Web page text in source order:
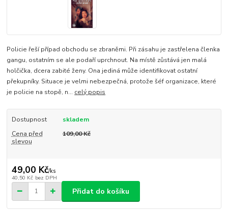
Policie řeší případ obchodu se zbraněmi. Při zásahu je zastřelena členka
gangu, ostatním se ale podaří uprchnout. Na místě zůstává jen malá
holčička, dcera zabité ženy. Ona jediná může identifikovat ostatní
překupníky. Situace je velmi nebezpečná, protože šéf organizace, které
je policie na stopě, n... celý popis
Dostupnost
skladem
Cena před
slevou
109,00 Kč
49,00 Kč/ks
40,50 Kč bez DPH
Přidat do košíku